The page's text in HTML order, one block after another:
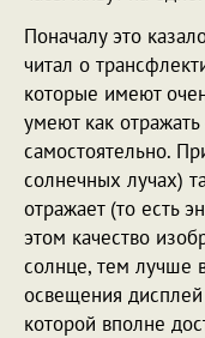
Поначалу это
читал о
которые имеют
умеют как отражать
самостоятельно.
солнечных лучах)
отражает (то есть
этом качество
солнце, тем лучше
освещения
которой вполне